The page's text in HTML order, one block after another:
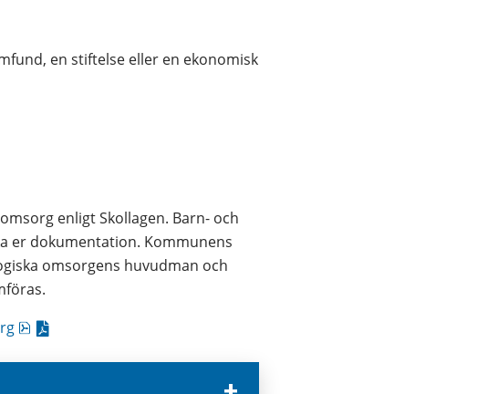
en stiftelse eller en ekonomisk
till annan webbplats.
enligt Skollagen. Barn- och
er dokumentation. Kommunens
omsorgens huvudman och
pdf, 383.8 kB.